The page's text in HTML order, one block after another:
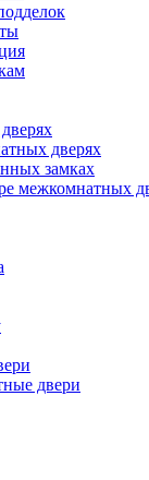
дверях
замках
межкомнатных
двери